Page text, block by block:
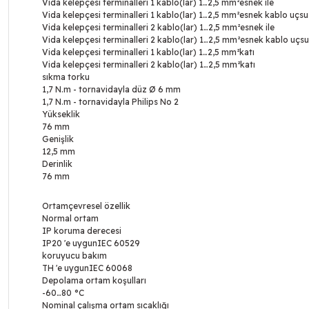
Vida kelepçesi terminalleri 1 kablo(lar) 1…2,5 mm²esnek ile
Vida kelepçesi terminalleri 1 kablo(lar) 1…2,5 mm²esnek kablo
Vida kelepçesi terminalleri 2 kablo(lar) 1…2,5 mm²esnek ile
Vida kelepçesi terminalleri 2 kablo(lar) 1…2,5 mm²esnek kablo
Vida kelepçesi terminalleri 1 kablo(lar) 1…2,5 mm²katı
Vida kelepçesi terminalleri 2 kablo(lar) 1…2,5 mm²katı
sıkma torku
1,7 N.m - tornavidayla düz Ø 6 mm
1,7 N.m - tornavidayla Philips No 2
Yükseklik
76 mm
Genişlik
12,5 mm
Derinlik
76 mm
Ortamçevresel özellik
Normal ortam
IP koruma derecesi
IP20 'e uygunIEC 60529
koruyucu bakım
TH 'e uygunIEC 60068
Depolama ortam koşulları
-60…80 °C
Nominal çalışma ortam sıcaklığı